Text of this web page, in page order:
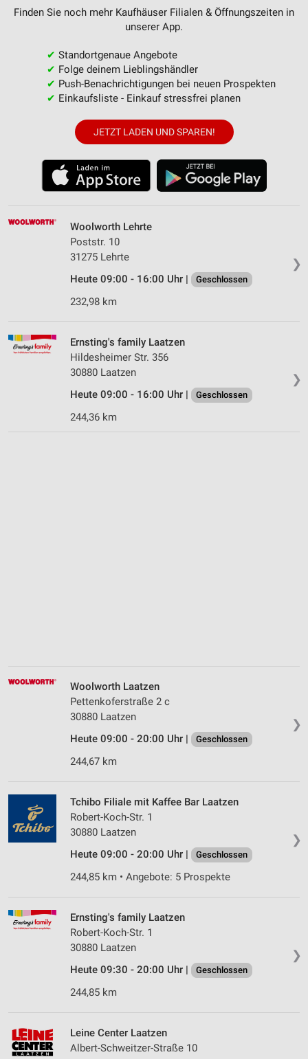
Finden Sie noch mehr Kaufhäuser Filialen & Öffnungszeiten in
unserer App.
✔ Standortgenaue Angebote
✔ Folge deinem Lieblingshändler
✔ Push-Benachrichtigungen bei neuen Prospekten
✔ Einkaufsliste - Einkauf stressfrei planen
JETZT LADEN UND SPAREN!
❯
Woolworth Lehrte
Poststr. 10
31275 Lehrte
Heute 09:00 - 16:00 Uhr |
Geschlossen
232,98 km
❯
Ernsting's family Laatzen
Hildesheimer Str. 356
30880 Laatzen
Heute 09:00 - 16:00 Uhr |
Geschlossen
244,36 km
❯
Woolworth Laatzen
Pettenkoferstraße 2 c
30880 Laatzen
Heute 09:00 - 20:00 Uhr |
Geschlossen
244,67 km
❯
Tchibo Filiale mit Kaffee Bar Laatzen
Robert-Koch-Str. 1
30880 Laatzen
Heute 09:00 - 20:00 Uhr |
Geschlossen
244,85 km • Angebote: 5 Prospekte
❯
Ernsting's family Laatzen
Robert-Koch-Str. 1
30880 Laatzen
Heute 09:30 - 20:00 Uhr |
Geschlossen
244,85 km
Leine Center Laatzen
Albert-Schweitzer-Straße 10